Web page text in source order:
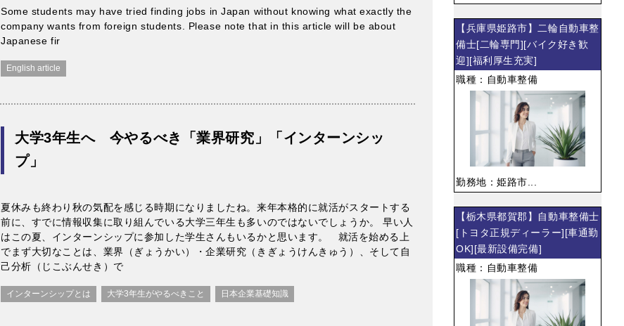
Some students may have tried finding jobs in Japan without knowing what exactly the
company wants from foreign students. Please note that in this article will be about
Japanese fir
English article
大学3年生へ 今やるべき「業界研究」「インターンシッ
プ」
夏休みも終わり秋の気配を感じる時期になりましたね。来年本格的に就活がスタートする
前に、すでに情報収集に取り組んでいる大学三年生も多いのではないでしょうか。 早い人
はこの夏、インターンシップに参加した学生さんもいるかと思います。 就活を始める上
でまず大切なことは、業界（ぎょうかい）・企業研究（きぎょうけんきゅう）、そして自
己分析（じこぶんせき）で
インターンシップとは 大学3年生がやるべきこと 日本企業基礎知識
【兵庫県姫路市】二輪自動車整
備士[二輪専門][バイク好き歓
迎][福利厚生充実]
職種：自動車整備
勤務地：姫路市...
【栃木県都賀郡】自動車整備士
[トヨタ正規ディーラー][車通勤
OK][最新設備完備]
職種：自動車整備